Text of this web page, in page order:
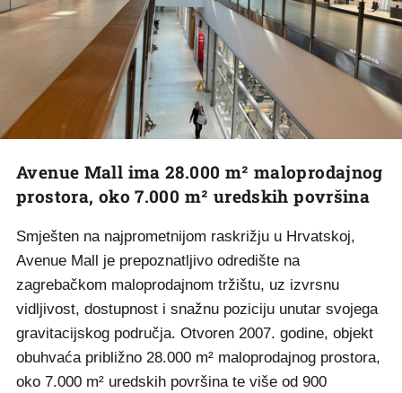
Avenue Mall ima 28.000 m² maloprodajnog
prostora, oko 7.000 m² uredskih površina
Smješten na najprometnijom raskrižju u Hrvatskoj,
Avenue Mall je prepoznatljivo odredište na
zagrebačkom maloprodajnom tržištu, uz izvrsnu
vidljivost, dostupnost i snažnu poziciju unutar svojega
gravitacijskog područja. Otvoren 2007. godine, objekt
obuhvaća približno 28.000 m² maloprodajnog prostora,
oko 7.000 m² uredskih površina te više od 900